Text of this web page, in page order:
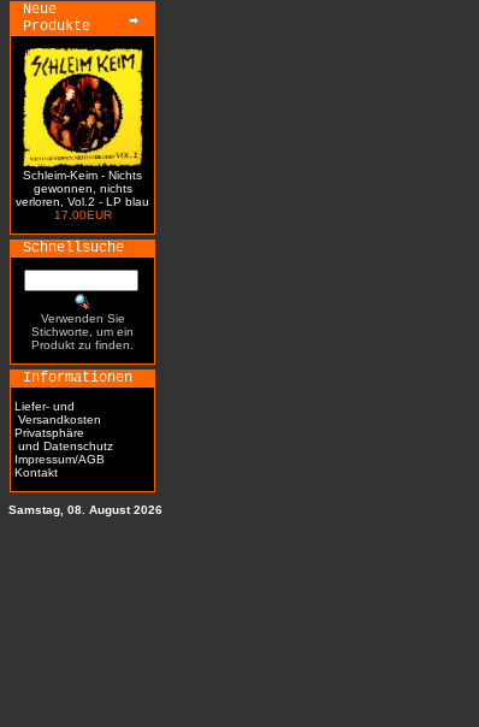
Neue
Produkte
Schleim-Keim - Nichts
gewonnen, nichts
verloren, Vol.2 - LP blau
17.00EUR
Schnellsuche
Verwenden Sie
Stichworte, um ein
Produkt zu finden.
Informationen
Liefer- und
Versandkosten
Privatsphäre
und Datenschutz
Impressum/AGB
Kontakt
Samstag, 08. August 2026